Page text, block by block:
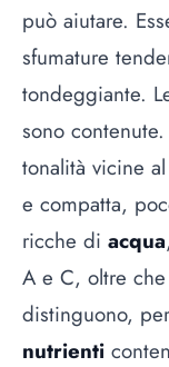
può aiutare.
sfumature
tondeggiante.
sono contenute.
tonalità vicine
e compatta,
ricche di acqua,
A e C, oltre
distinguono,
nutrienti